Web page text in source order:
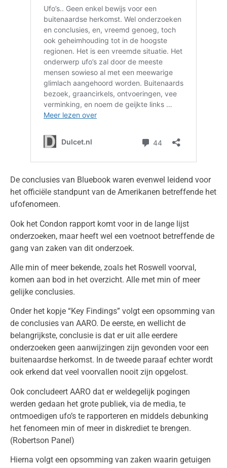
De conclusies van Bluebook waren evenwel leidend voor
het officiële standpunt van de Amerikanen betreffende het
ufofenomeen.
Ook het Condon rapport komt voor in de lange lijst
onderzoeken, maar heeft wel een voetnoot betreffende de
gang van zaken van dit onderzoek.
Alle min of meer bekende, zoals het Roswell voorval,
komen aan bod in het overzicht. Alle met min of meer
gelijke conclusies.
Onder het kopje “Key Findings” volgt een opsomming van
de conclusies van AARO. De eerste, en wellicht de
belangrijkste, conclusie is dat er uit alle eerdere
onderzoeken geen aanwijzingen zijn gevonden voor een
buitenaardse herkomst. In de tweede paraaf echter wordt
ook erkend dat veel voorvallen nooit zijn opgelost.
Ook concludeert AARO dat er weldegelijk pogingen
werden gedaan het grote publiek, via de media, te
ontmoedigen ufo’s te rapporteren en middels debunking
het fenomeen min of meer in diskrediet te brengen.
(Robertson Panel)
Hierna volgt een opsomming van zaken waarin getuigen